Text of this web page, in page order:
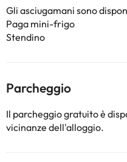
Gli asciugamani sono
Paga mini-frigo
Stendino
Parcheggio
Il parcheggio gratuito è
vicinanze dell'alloggio.